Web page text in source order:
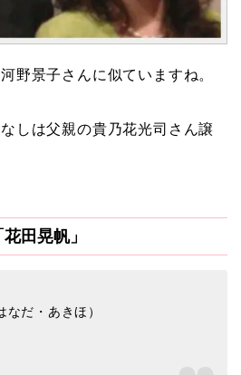
野景子さんに似ていますね。
しは父親の貴乃花光司さん譲
田晃帆」
だ・あきほ）